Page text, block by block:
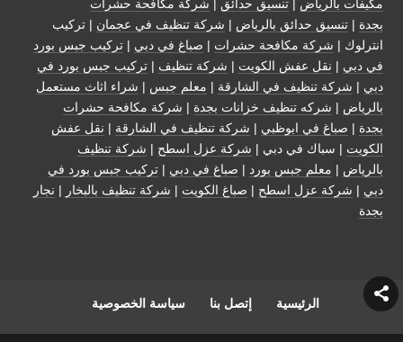
مكيفات بالرياض | تنسيق حدائق | شركة مكافحة حشرات
بجدة | تنسيق حدائق بالرياض | شركة تنظيف في عجمان | تركيب
انترلوك | شركة مكافحة حشرات | صباغ في دبي | تركيب جبس بورد
في دبي | نقل عفش الكويت | شركة تنظيف | تركيب جبس بورد في
دبي | شركة تنظيف في الشارقة | معلم جبس | شراء اثاث مستعمل
بالرياض | شركه تنظيف خزانات بجدة | شركة مكافحة حشرات
بجدة | صباغ في ابوظبي | شركة تنظيف في الشارقة | نقل عفش
الكويت | سباك في دبي | شركة عزل اسطح | شركة تنظيف
بالرياض | معلم جبس بورد | صباغ في دبي | تركيب جبس بورد في
دبي | شركة عزل اسطح | صباغ الكويت | شركة تنظيف بالبخار | نجار
بجدة
الرئيسية إتصل بنا سياسة الخصوصية